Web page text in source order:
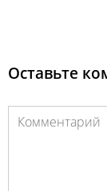
Оставьте